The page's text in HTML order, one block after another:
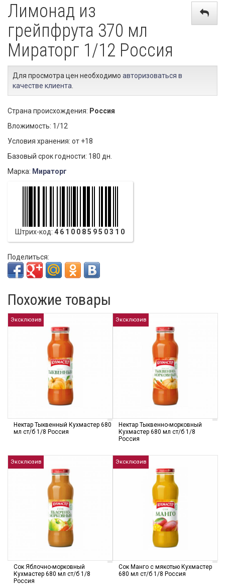
Лимонад из
грейпфрута 370 мл
Мираторг 1/12 Россия
Для просмотра цен необходимо авторизоваться в
качестве клиента
Страна происхождения: Россия
Вложимость: 1/12
Условия хранения: от +18
Базовый срок годности: 180 дн.
Марка: Мираторг
Штрих-код: 4610085950310
Поделиться:
Похожие товары
Эксклюзив
Нектар Тыквенный Кухмастер 680
мл cт/б 1/8 Россия
Эксклюзив
Нектар Тыквенно-морковный
Кухмастер 680 мл cт/б 1/8
Россия
Эксклюзив
Сок Яблочно-морковный
Кухмастер 680 мл cт/б 1/8
Россия
Эксклюзив
Сок Манго с мякотью Кухмастер
680 мл cт/б 1/8 Россия